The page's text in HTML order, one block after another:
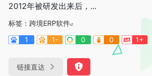
2012年被研发出来后，...
标签： 跨境ERP软件
1
1- 0 0 1+
链接直达